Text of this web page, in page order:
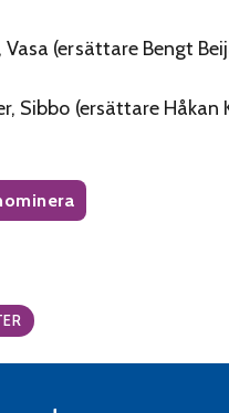
(ersättare Bengt
Sibbo (ersättare Håkan